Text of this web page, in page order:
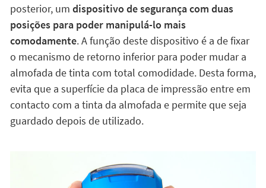
evita que a superfície da placa de impressão entre em
contacto com a tinta da almofada e permite que seja
guardado depois de utilizado.